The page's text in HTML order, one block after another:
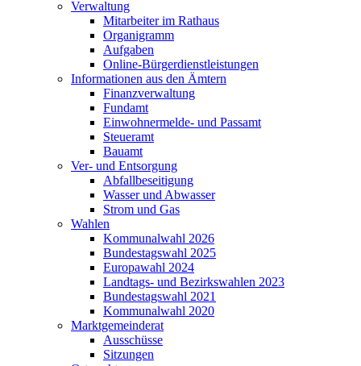
Verwaltung
Mitarbeiter im Rathaus
Organigramm
Aufgaben
Online-Bürgerdienstleistungen
Informationen aus den Ämtern
Finanzverwaltung
Fundamt
Einwohnermelde- und Passamt
Steueramt
Bauamt
Ver- und Entsorgung
Abfallbeseitigung
Wasser und Abwasser
Strom und Gas
Wahlen
Kommunalwahl 2026
Bundestagswahl 2025
Europawahl 2024
Landtags- und Bezirkswahlen 2023
Bundestagswahl 2021
Kommunalwahl 2020
Marktgemeinderat
Ausschüsse
Sitzungen